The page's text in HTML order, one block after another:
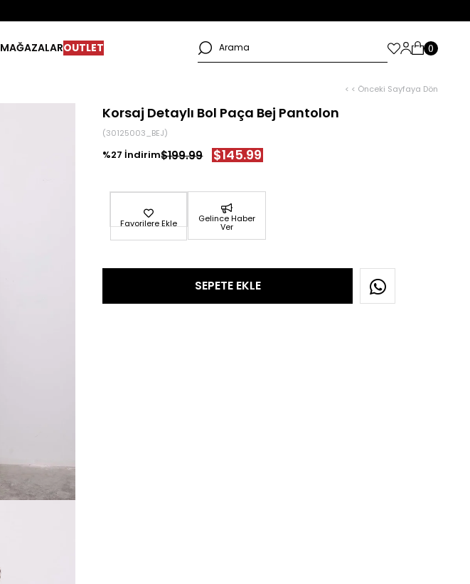
MAĞAZALAROUTLET
< < Önceki Sayfaya Dön
Korsaj Detaylı Bol Paça Bej Pantolon
(30125003_BEJ)
27 $199.99 $145.99
Favorilere Ekle Gelince Haber
Ver